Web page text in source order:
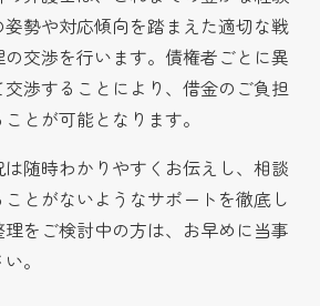
勢や対応傾向を踏まえた適切な戦
交渉を行います。債権者ごとに異
渉することにより、借金のご負担
とが可能となります。
随時わかりやすくお伝えし、相談
とがないようなサポートを徹底し
をご検討中の方は、お早めに当事
。